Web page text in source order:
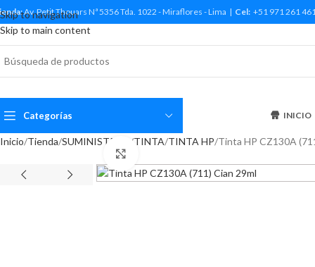
Skip to navigation
Skip to main content
Av. Petit Thouars Nª 5356 Tda. 1022 - Miraflores - Lima | Cel: +51 971 261
Categorías INICIO
Inicio Tienda SUMINISTROS TINTA TINTA HP Tinta HP CZ130A